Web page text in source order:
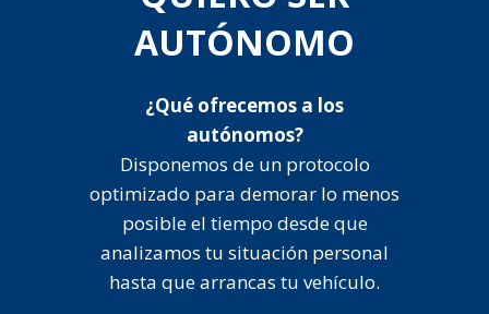
AUTÓNOMO
¿Qué ofrecemos a los
autónomos?
Disponemos de un protocolo
optimizado para demorar lo menos
posible el tiempo desde que
analizamos tu situación personal
hasta que arrancas tu vehículo.